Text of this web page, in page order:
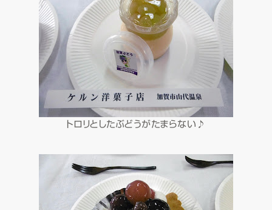
トロリとしたぶどうがたまらない♪